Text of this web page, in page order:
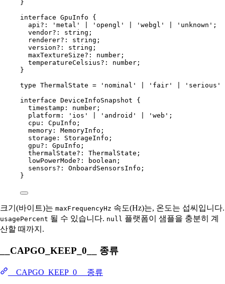
}
interface GpuInfo {
api?: 'metal' 'opengl' 'webgl' 'unknown' ;
vendor?: string ;
renderer?: string ;
version?: string ;
maxTextureSize?: number ;
temperatureCelsius?: number ;
}
type ThermalState = 'nominal' 'fair'
'serious'
interface DeviceInfoSnapshot {
timestamp : number ;
platform : 'ios' 'android' 'web' ;
cpu : CpuInfo ;
memory : MemoryInfo ;
storage : StorageInfo ;
gpu?: GpuInfo ;
thermalState?: ThermalState ;
lowPowerMode?: boolean ;
sensors?: OnboardSensorsInfo ;
}
크기(바이트)는 maxFrequencyHz 속도(Hz)는, 온도는 섭씨입니다.
usagePercent 될 수 있습니다. null 플랫폼이 샘플을 충분히 계
산할 때까지.
__CAPGO_KEEP_0__ 종류
__CAPGO_KEEP_0__ 종류